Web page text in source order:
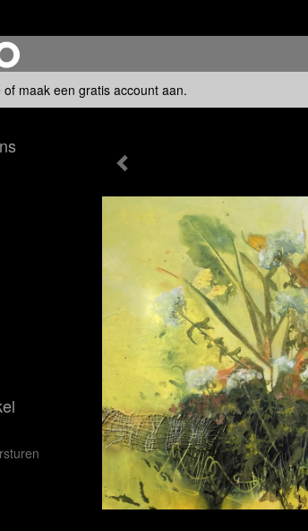
of maak een gratis account aan.